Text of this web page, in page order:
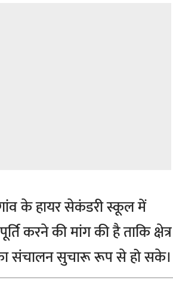
के हायर सेकंडरी स्कूल में
करने की मांग की है ताकि क्षेत्र
संचालन सुचारू रूप से हो सके।